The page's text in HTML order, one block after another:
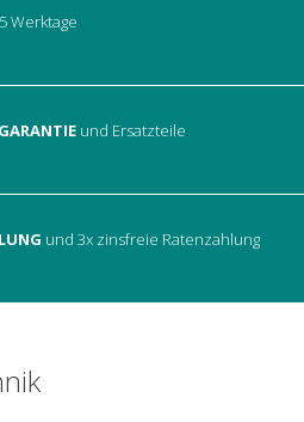
Werktage
und Ersatzteile
und 3x zinsfreie Ratenzahlung